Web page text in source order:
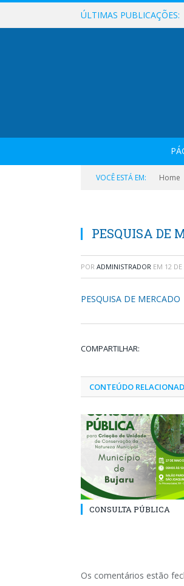
ÚLTIMAS PUBLICAÇÕES:
VOCÊ ESTÁ EM: Home
PESQUISA DE
POR ADMINISTRADOR EM 12 DE
PESQUISA DE MERCADO
COMPARTILHAR:
CONTEÚDO
CONSULTA PÚBLICA
Os comentários estão